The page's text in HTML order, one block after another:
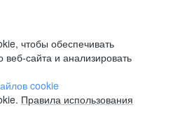
чтобы обеспечивать
сайта и анализировать
cookie
Правила использования